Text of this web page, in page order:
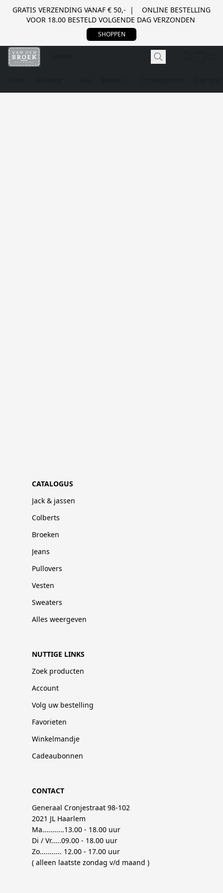
GRATIS VERZENDING VANAF € 50,- | ONLINE BESTELLING
VOOR 18.00 BESTELD VOLGENDE DAG VERZONDEN
SHOPPEN
CATALOGUS
Jack & jassen
Colberts
Broeken
Jeans
Pullovers
Vesten
Sweaters
Alles weergeven
NUTTIGE LINKS
Zoek producten
Account
Volg uw bestelling
Favorieten
Winkelmandje
Cadeaubonnen
CONTACT
Generaal Cronjestraat 98-102
2021 JL Haarlem
Ma...........13.00 - 18.00 uur
Di / Vr.....09.00 - 18.00 uur
Zo........... 12.00 - 17.00 uur
( alleen laatste zondag v/d maand )